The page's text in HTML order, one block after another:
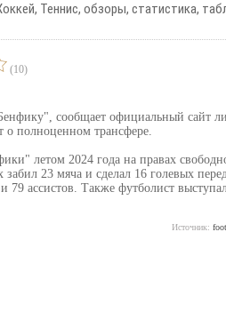
Теннис, обзоры, статистика,
(10)
сообщает официальный сайт
о полноценном трансфере.
летом 2024 года на правах
23 мяча и сделал 16 голевых
79 ассистов. Также футболист
Источник: